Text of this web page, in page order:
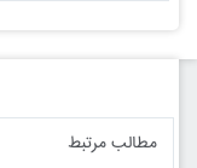
مطالب مرتبط